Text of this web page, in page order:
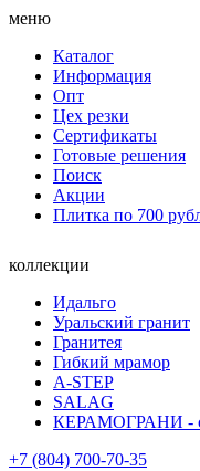
меню
Каталог
Информация
Опт
Цех резки
Сертификаты
Готовые решения
Поиск
Акции
Плитка по 700
коллекции
Идальго
Уральский гранит
Гранитея
Гибкий мрамор
A-STEP
SALAG
КЕРАМОГРАНИ -
+7 (804) 700-70-35